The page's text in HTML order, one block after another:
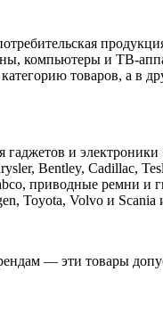
компьютеры и ТВ-
товаров, а в
и электроники
Bentley, Cadillac,
приводные ремни и
Toyota, Volvo и
— эти товары